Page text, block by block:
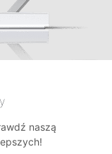
naszą